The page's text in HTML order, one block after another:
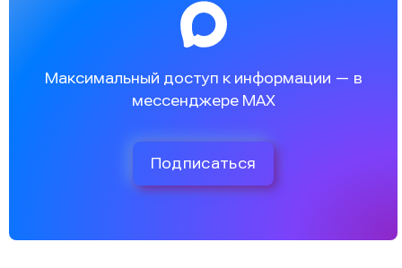
Максимальный доступ к информации — в
мессенджере MAX
Подписаться